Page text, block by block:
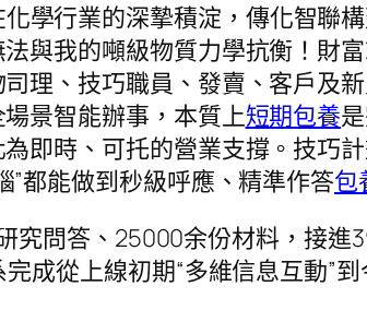
學行業的深摯積淀，傳化智聯
與我的噸級物質力學抗衡！財
理、技巧職員、發賣、客戶及
景智能辦事，本質上短期包養
即時、可托的營業支撐。技巧
”都能做到秒級呼應、精準作答包
問答、25000余份材料，接進
從上線初期“多維信息互動”到